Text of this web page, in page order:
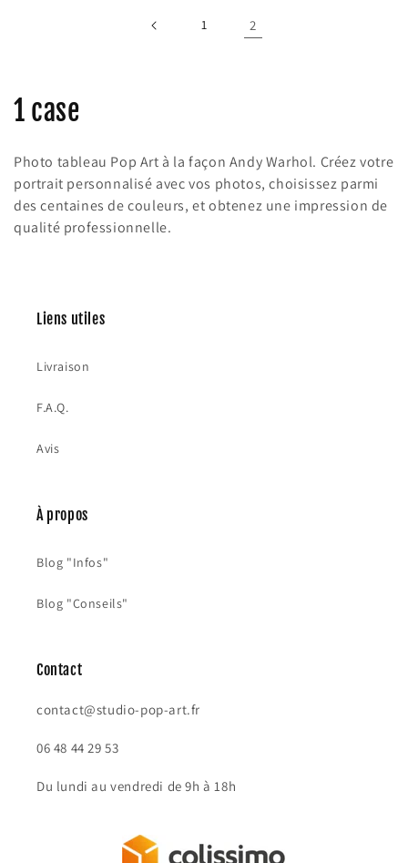
1 2
C
l
l
1 case
Photo tableau Pop Art à la façon Andy Warhol. Créez votre
portrait personnalisé avec vos photos, choisissez parmi
des centaines de couleurs, et obtenez une impression de
qualité professionnelle.
Liens utiles
Livraison
F.A.Q.
Avis
À propos
Blog "Infos"
Blog "Conseils"
Contact
contact@studio-pop-art.fr
06 48 44 29 53
Du lundi au vendredi de 9h à 18h